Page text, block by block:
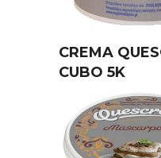
CREMA
CUBO 5K